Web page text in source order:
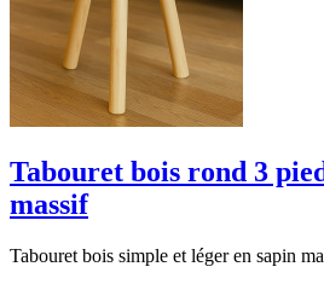
Tabouret bois rond 3
massif
Tabouret bois simple et léger en sapin